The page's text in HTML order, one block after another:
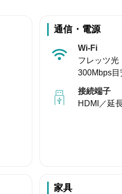
通信・電源
Wi-Fi
フレッツ光
300Mbps目
接続端子
HDMI／延
家具